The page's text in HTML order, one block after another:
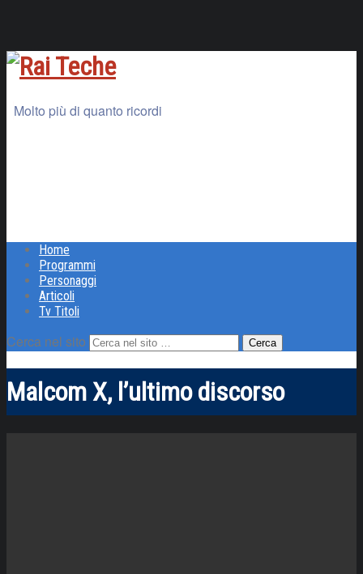
Molto più di quanto ricordi
Home
Programmi
Personaggi
Articoli
Tv Titoli
Cerca nel sito
Malcom X, l’ultimo discorso